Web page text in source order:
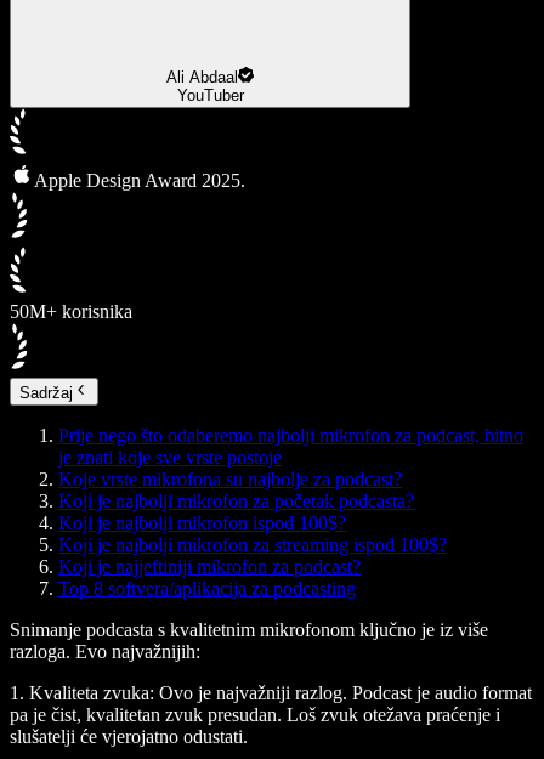
Ali Abdaal
YouTuber
Apple Design Award 2025.
50M+ korisnika
Sadržaj
Prije nego što odaberemo najbolji mikrofon za podcast, bitno
je znati koje sve vrste postoje
Koje vrste mikrofona su najbolje za podcast?
Koji je najbolji mikrofon za početak podcasta?
Koji je najbolji mikrofon ispod 100$?
Koji je najbolji mikrofon za streaming ispod 100$?
Koji je najjeftiniji mikrofon za podcast?
Top 8 softvera/aplikacija za podcasting
Snimanje podcasta s kvalitetnim mikrofonom ključno je iz više
razloga. Evo najvažnijih:
1. Kvaliteta zvuka: Ovo je najvažniji razlog. Podcast je audio format
pa je čist, kvalitetan zvuk presudan. Loš zvuk otežava praćenje i
slušatelji će vjerojatno odustati.